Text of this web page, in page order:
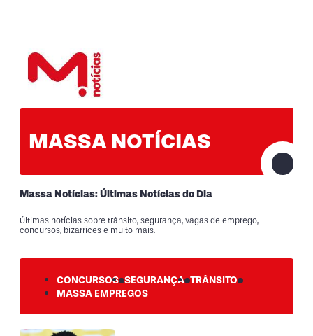
MASSA NOTÍCIAS
Massa Notícias: Últimas Notícias do Dia
Últimas notícias sobre trânsito, segurança, vagas de emprego,
concursos, bizarrices e muito mais.
CONCURSOS SEGURANÇA TRÂNSITO
MASSA EMPREGOS